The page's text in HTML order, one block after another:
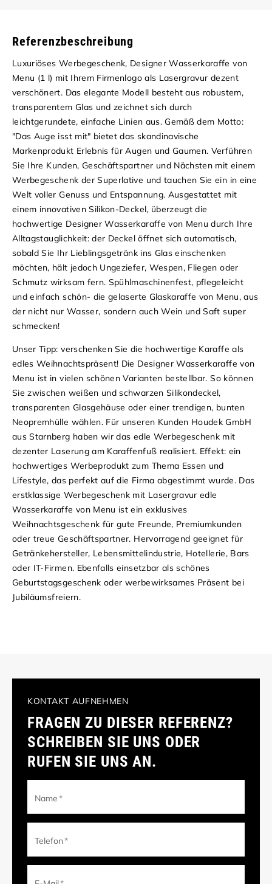
Referenzbeschreibung
Luxuriöses Werbegeschenk, Designer Wasserkaraffe von
Menu (1 l) mit Ihrem Firmenlogo als Lasergravur dezent
verschönert. Das elegante Modell besteht aus robustem,
transparentem Glas und zeichnet sich durch
leichtgerundete, einfache Linien aus. Gemäß dem Motto:
"Das Auge isst mit" bietet das skandinavische
Markenprodukt Erlebnis für Augen und Gaumen. Verführen
Sie Ihre Kunden, Geschäftspartner und Nächsten mit einem
Werbegeschenk der Superlative und tauchen Sie ein in eine
Welt voller Genuss und Entspannung. Ausgestattet mit
einem innovativen Silikon-Deckel, überzeugt die
hochwertige Designer Wasserkaraffe von Menu durch Ihre
Alltagstauglichkeit: der Deckel öffnet sich automatisch,
sobald Sie Ihr Lieblingsgetränk ins Glas einschenken
möchten, hält jedoch Ungeziefer, Wespen, Fliegen oder
Schmutz wirksam fern. Spühlmaschinenfest, pflegeleicht
und einfach schön- die gelaserte Glaskaraffe von Menu, aus
der nicht nur Wasser, sondern auch Wein und Saft super
schmecken!
Unser Tipp: verschenken Sie die hochwertige Karaffe als
edles Weihnachtspräsent! Die Designer Wasserkaraffe von
Menu ist in vielen schönen Varianten bestellbar. So können
Sie zwischen weißen und schwarzen Silikondeckel,
transparenten Glasgehäuse oder einer trendigen, bunten
Neopremhülle wählen. Für unseren Kunden Houdek GmbH
aus Starnberg haben wir das edle Werbegeschenk mit
dezenter Laserung am Karaffenfuß realisiert. Effekt: ein
hochwertiges Werbeprodukt zum Thema Essen und
Lifestyle, das perfekt auf die Firma abgestimmt wurde. Das
erstklassige Werbegeschenk mit Lasergravur edle
Wasserkaraffe von Menu ist ein exklusives
Weihnachtsgeschenk für gute Freunde, Premiumkunden
oder treue Geschäftspartner. Hervorragend geeignet für
Getränkehersteller, Lebensmittelindustrie, Hotellerie, Bars
oder IT-Firmen. Ebenfalls einsetzbar als schönes
Geburtstagsgeschenk oder werbewirksames Präsent bei
Jubiläumsfreiern.
KONTAKT AUFNEHMEN
FRAGEN ZU DIESER REFERENZ?
SCHREIBEN SIE UNS ODER
RUFEN SIE UNS AN.
Name*
Telefon*